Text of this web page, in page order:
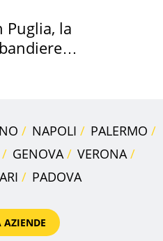
Puglia, la
NAPOLI
PALERMO
GENOVA
VERONA
PADOVA
AZIENDE